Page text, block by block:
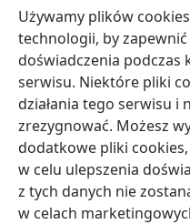
Używamy plików
technologii, by
doświadczenia podczas
serwisu. Niektóre pliki
działania tego serwisu i
zrezygnować. Możesz
dodatkowe pliki
w celu ulepszenia
z tych danych nie
w celach
Darowizny
(opens
new
window)BIBLIOTEKA
(opens
new
window)JW Hub
(opens
new
window)JW Library
Watchtower Library